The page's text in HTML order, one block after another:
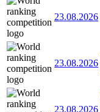
23.08.2026
23.08.2026
23.08.2026